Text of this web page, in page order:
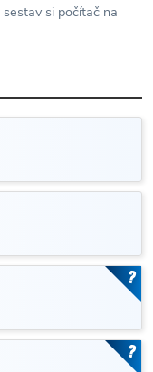
si počítač na
?
?